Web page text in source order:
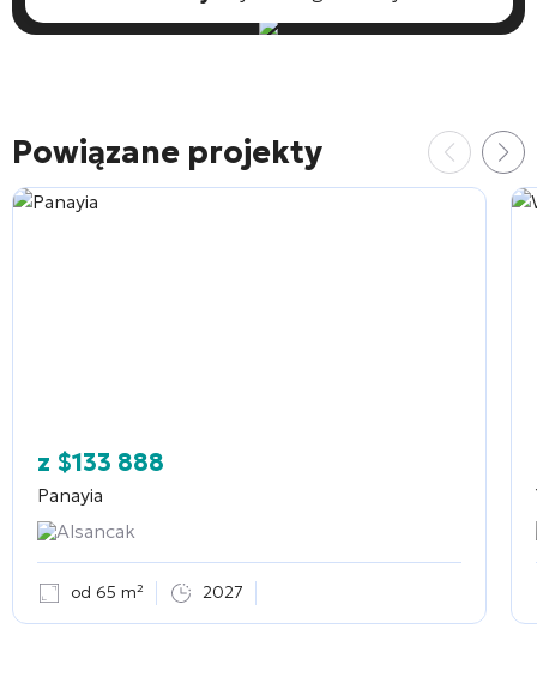
Powiązane projekty
z $133 888
Panayia
Alsancak
od 65 m² 2027